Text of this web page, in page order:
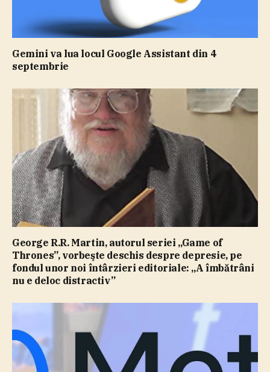
Gemini va lua locul Google Assistant din 4
septembrie
George R.R. Martin, autorul seriei „Game of
Thrones”, vorbeşte deschis despre depresie, pe
fondul unor noi întârzieri editoriale: „A îmbătrâni
nu e deloc distractiv”